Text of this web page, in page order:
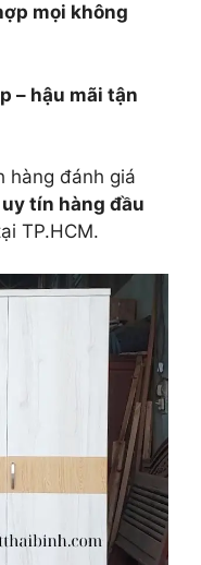
mọi không
– hậu mãi tận
hàng đánh giá
tín hàng đầu
TP.HCM.